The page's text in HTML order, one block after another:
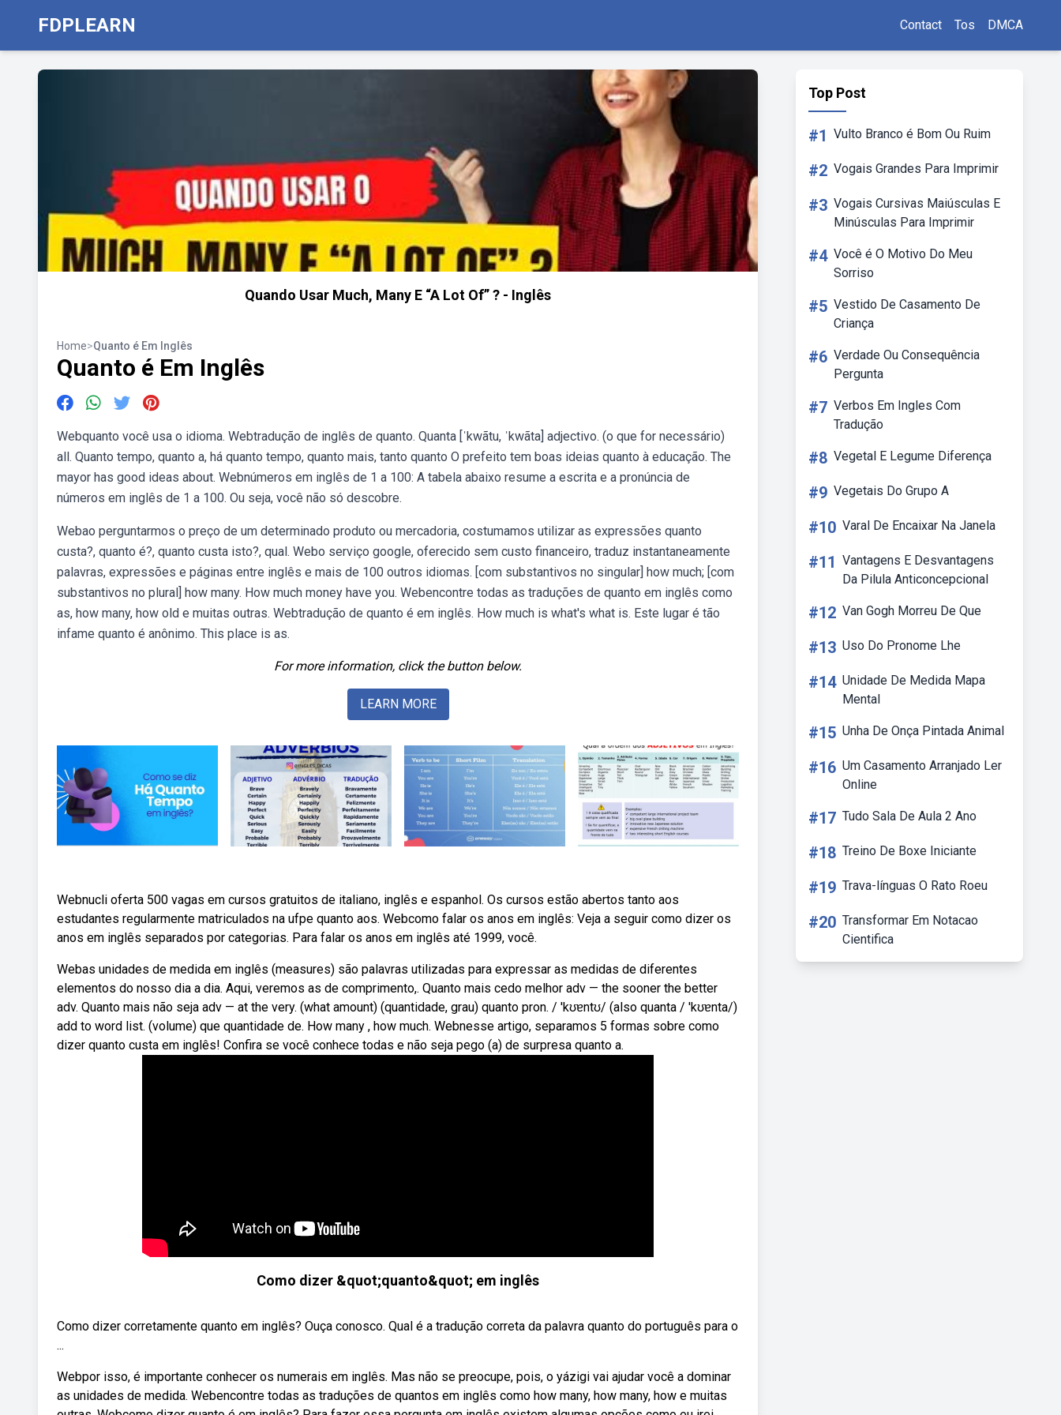
FDPLEARN Contact Tos DMCA
Quando Usar Much, Many E “A Lot Of” ? - Inglês
Home>Quanto é Em Inglês
Quanto é Em Inglês
Webquanto você usa o idioma. Webtradução de inglês de quanto. Quanta [ˈkwãtu, ˈkwãta] adjectivo. (o que for necessário)
all. Quanto tempo, quanto a, há quanto tempo, quanto mais, tanto quanto O prefeito tem boas ideias quanto à educação. The
mayor has good ideas about. Webnúmeros em inglês de 1 a 100: A tabela abaixo resume a escrita e a pronúncia de
números em inglês de 1 a 100. Ou seja, você não só descobre.
Webao perguntarmos o preço de um determinado produto ou mercadoria, costumamos utilizar as expressões quanto
custa?, quanto é?, quanto custa isto?, qual. Webo serviço google, oferecido sem custo financeiro, traduz instantaneamente
palavras, expressões e páginas entre inglês e mais de 100 outros idiomas. [com substantivos no singular] how much; [com
substantivos no plural] how many. How much money have you. Webencontre todas as traduções de quanto em inglês como
as, how many, how old e muitas outras. Webtradução de quanto é em inglês. How much is what's what is. Este lugar é tão
infame quanto é anônimo. This place is as.
For more information, click the button below.
LEARN MORE
Webnucli oferta 500 vagas em cursos gratuitos de italiano, inglês e espanhol. Os cursos estão abertos tanto aos
estudantes regularmente matriculados na ufpe quanto aos. Webcomo falar os anos em inglês: Veja a seguir como dizer os
anos em inglês separados por categorias. Para falar os anos em inglês até 1999, você.
Webas unidades de medida em inglês (measures) são palavras utilizadas para expressar as medidas de diferentes
elementos do nosso dia a dia. Aqui, veremos as de comprimento,. Quanto mais cedo melhor adv — the sooner the better
adv. Quanto mais não seja adv — at the very. (what amount) (quantidade, grau) quanto pron. / 'kʊɐntʊ/ (also quanta / 'kʊɐnta/)
add to word list. (volume) que quantidade de. How many , how much. Webnesse artigo, separamos 5 formas sobre como
dizer quanto custa em inglês! Confira se você conhece todas e não seja pego (a) de surpresa quanto a.
Como dizer &quot;quanto&quot; em inglês
Como dizer corretamente quanto em inglês? Ouça conosco. Qual é a tradução correta da palavra quanto do português para o
...
Webpor isso, é importante conhecer os numerais em inglês. Mas não se preocupe, pois, o yázigi vai ajudar você a dominar
as unidades de medida. Webencontre todas as traduções de quantos em inglês como how many, how many, how e muitas
Top Post
#1 Vulto Branco é Bom Ou Ruim
#2 Vogais Grandes Para Imprimir
#3 Vogais Cursivas Maiúsculas E
Minúsculas Para Imprimir
#4 Você é O Motivo Do Meu
Sorriso
#5 Vestido De Casamento De
Criança
#6 Verdade Ou Consequência
Pergunta
#7 Verbos Em Ingles Com
Tradução
#8 Vegetal E Legume Diferença
#9 Vegetais Do Grupo A
#10 Varal De Encaixar Na Janela
#11 Vantagens E Desvantagens
Da Pilula Anticoncepcional
#12 Van Gogh Morreu De Que
#13 Uso Do Pronome Lhe
#14 Unidade De Medida Mapa
Mental
#15 Unha De Onça Pintada Animal
#16 Um Casamento Arranjado Ler
Online
#17 Tudo Sala De Aula 2 Ano
#18 Treino De Boxe Iniciante
#19 Trava-línguas O Rato Roeu
#20 Transformar Em Notacao
Cientifica